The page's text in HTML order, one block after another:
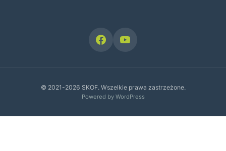
© 2021-2026 SKOF. Wszelkie prawa zastrzeżone.
Powered by WordPress